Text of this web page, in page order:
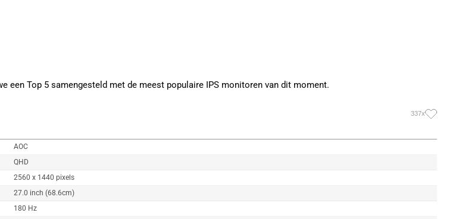
een Top 5 samengesteld met de meest populaire IPS monitoren van dit moment.
337x
AOC
QHD
2560 x 1440 pixels
27.0 inch (68.6cm)
180 Hz